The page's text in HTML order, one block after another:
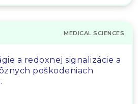
MEDICAL SCIENCES
a redoxnej signalizácie a
poškodeniach